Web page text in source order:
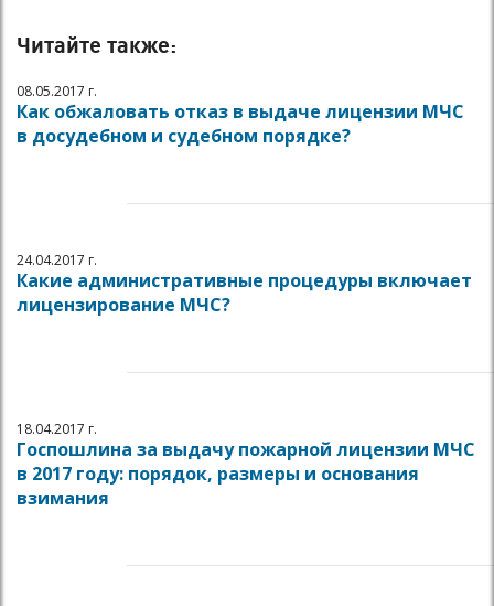
Читайте также:
08.05.2017 г.
Как обжаловать отказ в выдаче лицензии МЧС
в досудебном и судебном порядке?
24.04.2017 г.
Какие административные процедуры включает
лицензирование МЧС?
18.04.2017 г.
Госпошлина за выдачу пожарной лицензии МЧС
в 2017 году: порядок, размеры и основания
взимания